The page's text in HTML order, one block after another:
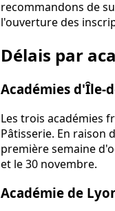
recommandons de
l'ouverture des
Délais par
Académies d'Île-
Les trois académies
Pâtisserie. En raison
première semaine
et le 30 novembre.
Académie de